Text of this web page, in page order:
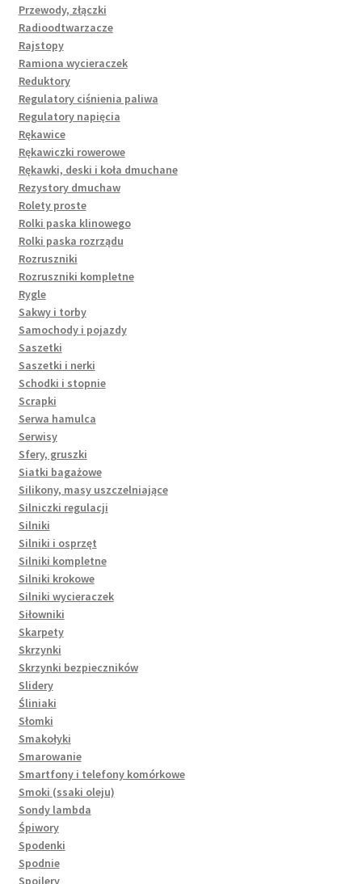
Przewody, złączki
Radioodtwarzacze
Rajstopy
Ramiona wycieraczek
Reduktory
Regulatory ciśnienia paliwa
Regulatory napięcia
Rękawice
Rękawiczki rowerowe
Rękawki, deski i koła dmuchane
Rezystory dmuchaw
Rolety proste
Rolki paska klinowego
Rolki paska rozrządu
Rozruszniki
Rozruszniki kompletne
Rygle
Sakwy i torby
Samochody i pojazdy
Saszetki
Saszetki i nerki
Schodki i stopnie
Scrapki
Serwa hamulca
Serwisy
Sfery, gruszki
Siatki bagażowe
Silikony, masy uszczelniające
Silniczki regulacji
Silniki
Silniki i osprzęt
Silniki kompletne
Silniki krokowe
Silniki wycieraczek
Siłowniki
Skarpety
Skrzynki
Skrzynki bezpieczników
Slidery
Śliniaki
Słomki
Smakołyki
Smarowanie
Smartfony i telefony komórkowe
Smoki (ssaki oleju)
Sondy lambda
Śpiwory
Spodenki
Spodnie
Spoilery